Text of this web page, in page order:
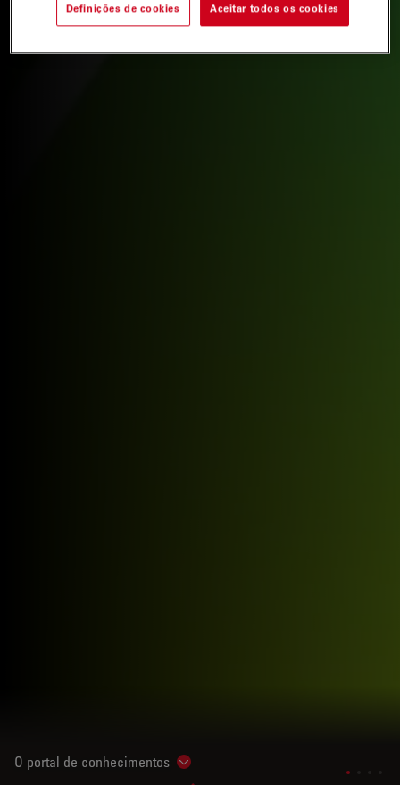
O portal de conhecimentos Show subnavigation
Definições de cookies Aceitar todos os cookies